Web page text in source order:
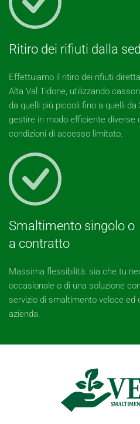
Ritiro dei rifiuti dalla
Effettuiamo il ritiro dei rifiuti
Alta Val Tidone, utilizzando
da quelli più piccoli fino a quelli
gestire in modo efficiente diverse
condizioni di accesso limitato.
Smaltimento singolo o
a contratto
Massima flessibilità: sia che tu
occasionale o di una soluzione
servizio di smaltimento veloce ed
azienda.